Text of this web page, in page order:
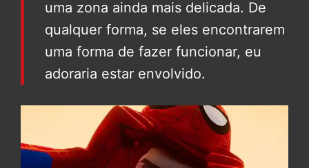
uma zona ainda mais delicada. De
qualquer forma, se eles encontrarem
uma forma de fazer funcionar, eu
adoraria estar envolvido.